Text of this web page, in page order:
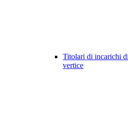
Titolari di incarichi
vertice